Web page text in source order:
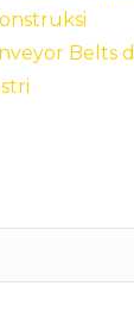
Belts